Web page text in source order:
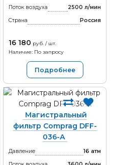
Поток воздуха
2500 л/мин
Страна
Россия
16 180 руб. / шт.
Наличие: По запросу
Подробнее
Магистральный
фильтр Comprag DFF-
036-A
Давление
16 атм